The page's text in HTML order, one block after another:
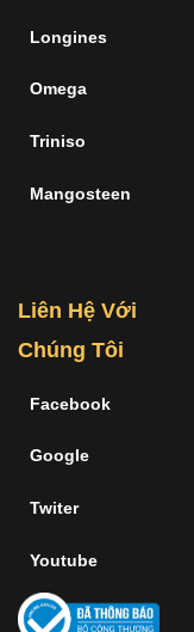
Longines
Omega
Triniso
Mangosteen
Liên Hệ Với
Chúng Tôi
Facebook
Google
Twiter
Youtube